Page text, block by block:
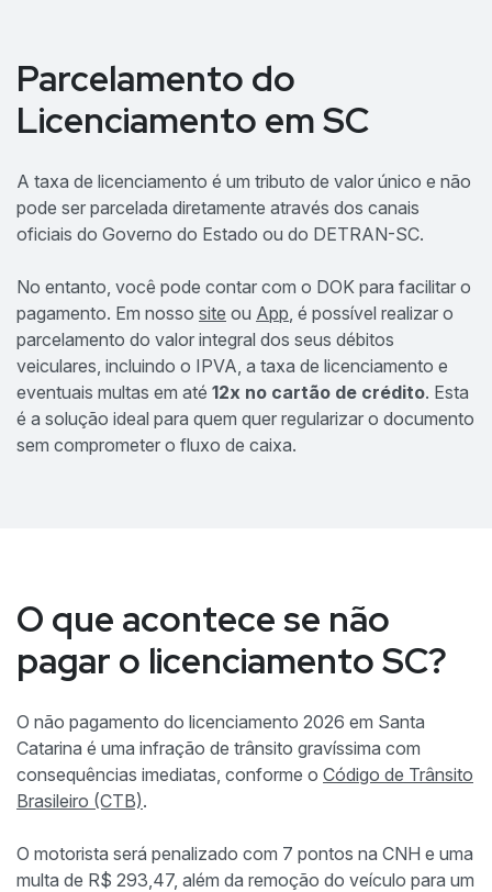
Parcelamento do
Licenciamento em SC
A taxa de licenciamento é um tributo de valor único e não
pode ser parcelada diretamente através dos canais
oficiais do Governo do Estado ou do DETRAN-SC.
No entanto, você pode contar com o DOK para facilitar o
pagamento. Em nosso site ou App , é possível realizar o
parcelamento do valor integral dos seus débitos
veiculares, incluindo o IPVA, a taxa de licenciamento e
eventuais multas em até 12x no cartão de crédito. Esta
é a solução ideal para quem quer regularizar o documento
sem comprometer o fluxo de caixa.
O que acontece se não
pagar o licenciamento SC?
O não pagamento do licenciamento 2026 em Santa
Catarina é uma infração de trânsito gravíssima com
consequências imediatas, conforme o Código de Trânsito
Brasileiro (CTB).
O motorista será penalizado com 7 pontos na CNH e uma
multa de R$ 293,47, além da remoção do veículo para um